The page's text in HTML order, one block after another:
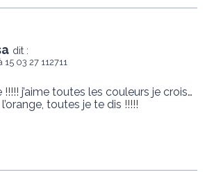
dit :
03 27 112711
!!!!! j’aime toutes les couleurs je crois…
toutes je te dis !!!!!